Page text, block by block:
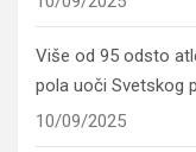
Više od 95 odsto
pola uoči Svetskog
10/09/2025